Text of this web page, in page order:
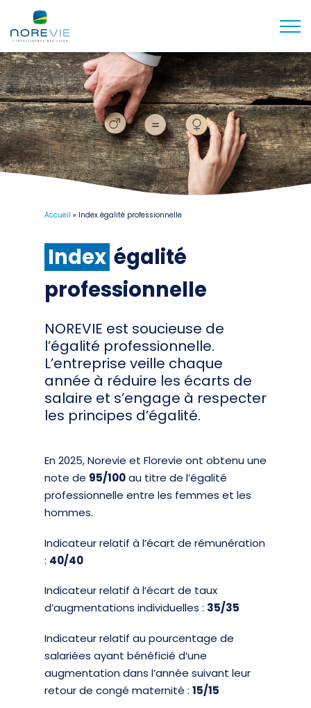
Accueil » Index égalité professionnelle
Index égalité
professionnelle
NOREVIE est soucieuse de
l’égalité professionnelle.
L’entreprise veille chaque
année à réduire les écarts de
salaire et s’engage à respecter
les principes d’égalité.
En 2025, Norevie et Florevie ont obtenu une
note de 95/100au titre de l’égalité
professionnelle entre les femmes et les
hommes.
Indicateur relatif à l’écart de rémunération
: 40/40
Indicateur relatif à l’écart de taux
d’augmentations individuelles : 35/35
Indicateur relatif au pourcentage de
salariées ayant bénéficié d’une
augmentation dans l’année suivant leur
retour de congé maternité : 15/15